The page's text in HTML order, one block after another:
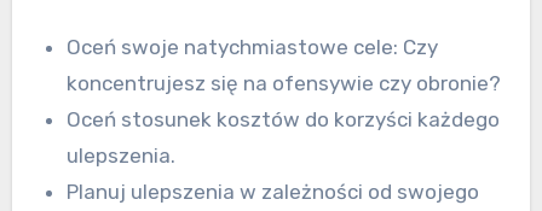
Oceń swoje natychmiastowe cele: Czy
koncentrujesz się na ofensywie czy obronie?
Oceń stosunek kosztów do korzyści każdego
ulepszenia.
Planuj ulepszenia w zależności od swojego